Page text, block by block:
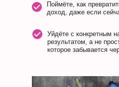
Поймёте, как
доход, даже если
Уйдёте с конкретным
результатом, а не
которое забывается